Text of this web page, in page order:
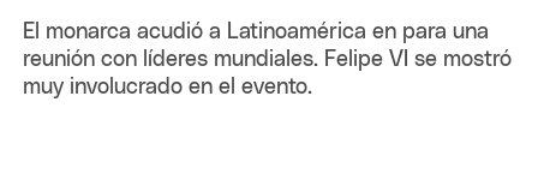
El monarca acudió a Latinoamérica en para una
reunión con líderes mundiales. Felipe VI se mostró
muy involucrado en el evento.